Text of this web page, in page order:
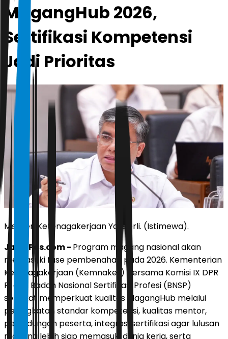
MagangHub 2026,
Sertifikasi Kompetensi
Jadi Prioritas
Menteri Ketenagakerjaan Yassierli. (Istimewa).
JawaPos.com - Program magang nasional akan
memasuki fase pembenahan pada 2026. Kementerian
Ketenagakerjaan (Kemnaker) bersama Komisi IX DPR
RI dan Badan Nasional Sertifikasi Profesi (BNSP)
sepakat memperkuat kualitas MagangHub melalui
peningkatan standar kompetensi, kualitas mentor,
perlindungan peserta, integrasi sertifikasi agar lulusan
magang lebih siap memasuki dunia kerja, serta